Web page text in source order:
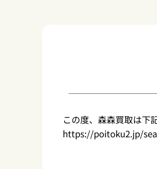
この度、森森買取は下
https://poitoku2.jp/